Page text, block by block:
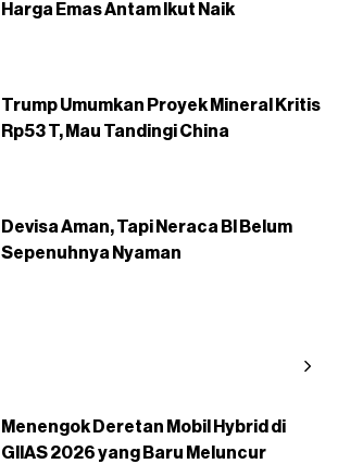
Harga Emas Antam Ikut Naik
Trump Umumkan Proyek Mineral Kritis
Rp53 T, Mau Tandingi China
Devisa Aman, Tapi Neraca BI Belum
Sepenuhnya Nyaman
Menengok Deretan Mobil Hybrid di
GIIAS 2026 yang Baru Meluncur